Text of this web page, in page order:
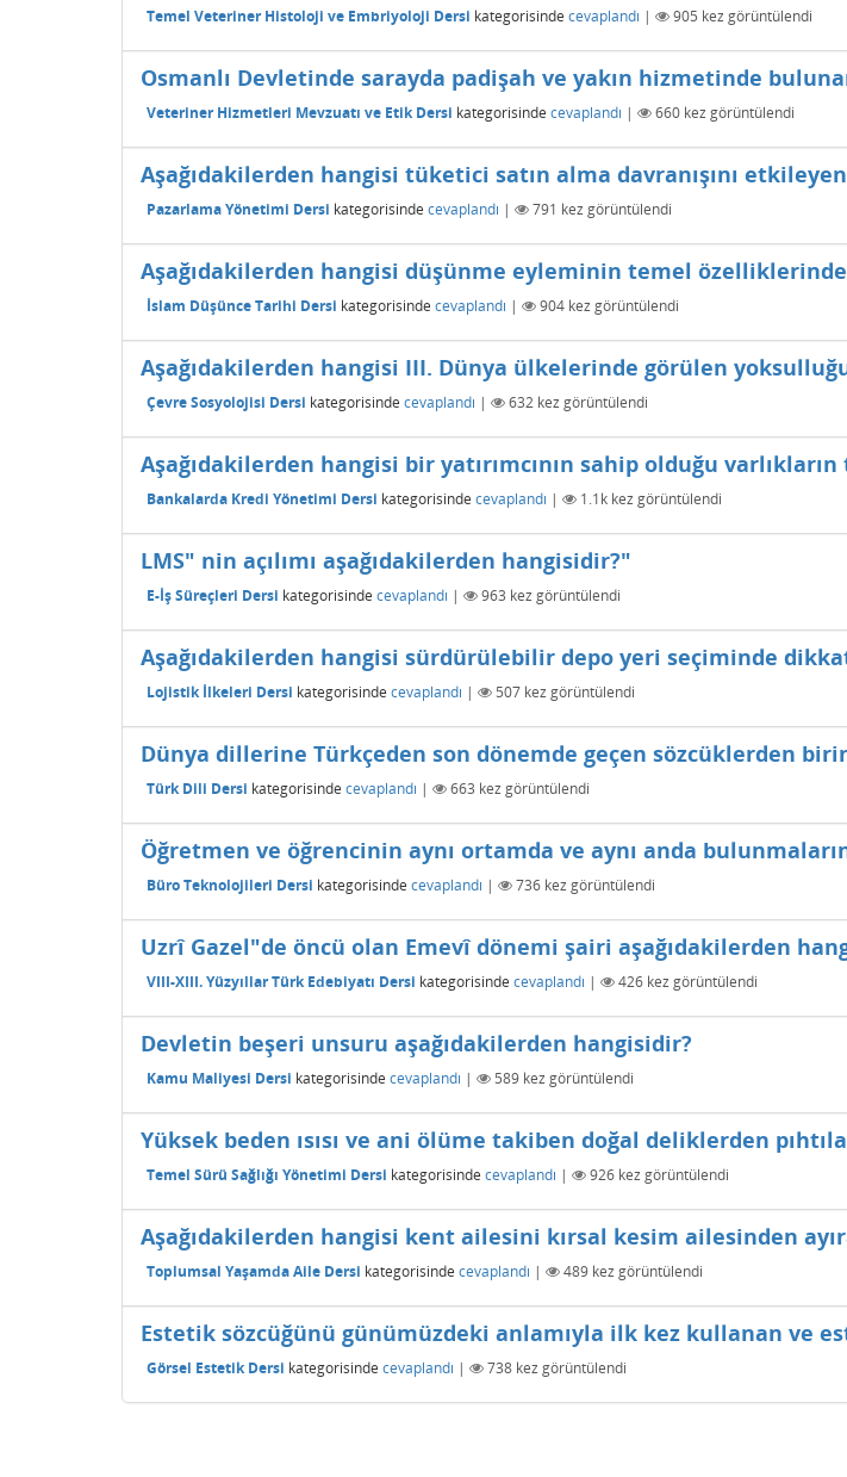
Temel Veteriner Histoloji ve Embriyoloji Dersi kategorisinde cevaplandı | 905 kez görüntülendi
Osmanlı Devletinde sarayda padişah ve yakın hizmetinde
Veteriner Hizmetleri Mevzuatı ve Etik Dersi kategorisinde cevaplandı | 660 kez görüntülendi
Aşağıdakilerden hangisi tüketici satın alma davranışını
Pazarlama Yönetimi Dersi kategorisinde cevaplandı | 791 kez görüntülendi
Aşağıdakilerden hangisi düşünme eyleminin temel
İslam Düşünce Tarihi Dersi kategorisinde cevaplandı | 904 kez görüntülendi
Aşağıdakilerden hangisi III. Dünya ülkelerinde görülen
Çevre Sosyolojisi Dersi kategorisinde cevaplandı | 632 kez görüntülendi
Aşağıdakilerden hangisi bir yatırımcının sahip olduğu
Bankalarda Kredi Yönetimi Dersi kategorisinde cevaplandı | 1.1k kez görüntülendi
LMS" nin açılımı aşağıdakilerden hangisidir?"
E-İş Süreçleri Dersi kategorisinde cevaplandı | 963 kez görüntülendi
Aşağıdakilerden hangisi sürdürülebilir depo yeri seçiminde
Lojistik İlkeleri Dersi kategorisinde cevaplandı | 507 kez görüntülendi
Dünya dillerine Türkçeden son dönemde geçen sözcüklerden
Türk Dili Dersi kategorisinde cevaplandı | 663 kez görüntülendi
Öğretmen ve öğrencinin aynı ortamda ve aynı anda
Büro Teknolojileri Dersi kategorisinde cevaplandı | 736 kez görüntülendi
Uzrî Gazel"de öncü olan Emevî dönemi şairi aşağıdakilerden
VIII-XIII. Yüzyıllar Türk Edebiyatı Dersi kategorisinde cevaplandı | 426 kez görüntülendi
Devletin beşeri unsuru aşağıdakilerden hangisidir?
Kamu Maliyesi Dersi kategorisinde cevaplandı | 589 kez görüntülendi
Yüksek beden ısısı ve ani ölüme takiben doğal deliklerden
Temel Sürü Sağlığı Yönetimi Dersi kategorisinde cevaplandı | 926 kez görüntülendi
Aşağıdakilerden hangisi kent ailesini kırsal kesim ailesinden
Toplumsal Yaşamda Aile Dersi kategorisinde cevaplandı | 489 kez görüntülendi
Estetik sözcüğünü günümüzdeki anlamıyla ilk kez kullanan ve
Görsel Estetik Dersi kategorisinde cevaplandı | 738 kez görüntülendi